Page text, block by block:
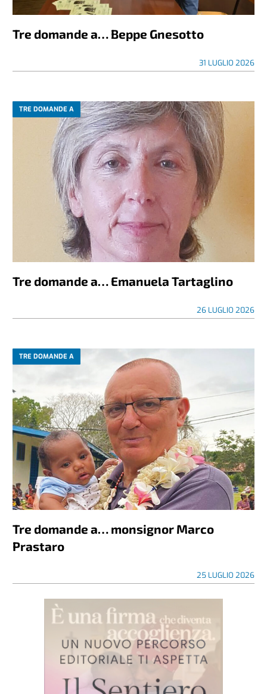
Tre domande a… Beppe Gnesotto
31 LUGLIO 2026
TRE DOMANDE A
Tre domande a… Emanuela Tartaglino
26 LUGLIO 2026
TRE DOMANDE A
Tre domande a… monsignor Marco
Prastaro
25 LUGLIO 2026